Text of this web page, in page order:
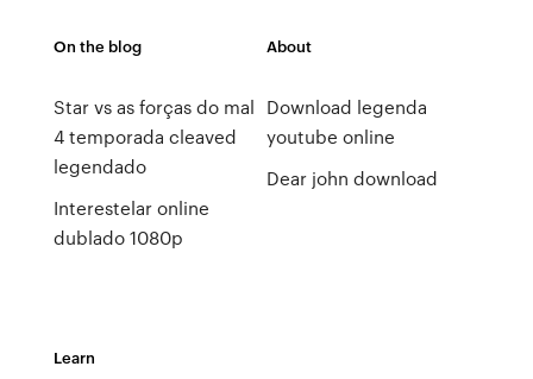
On the blog
Star vs as forças do mal
4 temporada cleaved
legendado
Interestelar online
dublado 1080p
About
Download legenda
youtube online
Dear john download
Learn